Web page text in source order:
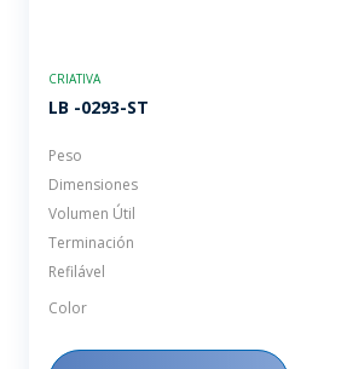
CRIATIVA
LB -0293-ST
Peso
Dimensiones
Volumen Útil
Terminación
Refilável
Color